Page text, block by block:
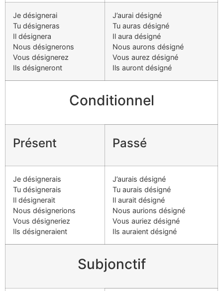
Je désignerai
Tu désigneras
Il désignera
Nous désignerons
Vous désignerez
Ils désigneront
J’aurai désigné
Tu auras désigné
Il aura désigné
Nous aurons désigné
Vous aurez désigné
Ils auront désigné
Conditionnel
Présent Passé
Je désignerais
Tu désignerais
Il désignerait
Nous désignerions
Vous désigneriez
Ils désigneraient
J’aurais désigné
Tu aurais désigné
Il aurait désigné
Nous aurions désigné
Vous auriez désigné
Ils auraient désigné
Subjonctif